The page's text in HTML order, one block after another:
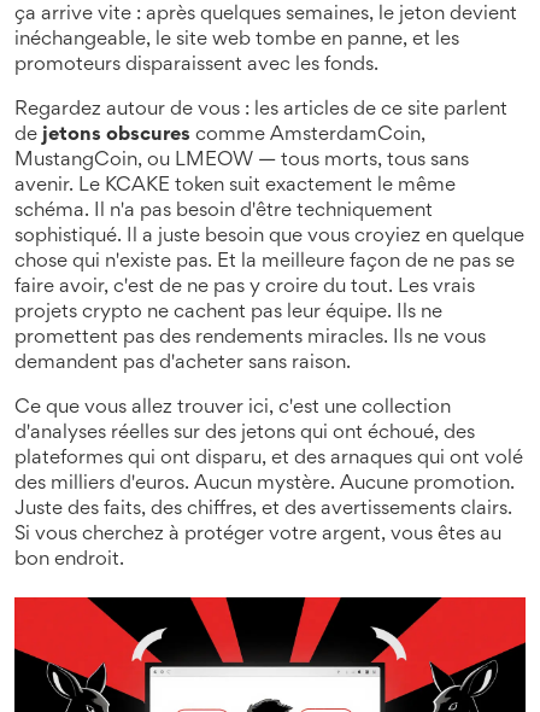
ça arrive vite : après quelques semaines, le jeton devient
inéchangeable, le site web tombe en panne, et les
promoteurs disparaissent avec les fonds.
Regardez autour de vous : les articles de ce site parlent
de jetons obscures comme AmsterdamCoin,
MustangCoin, ou LMEOW — tous morts, tous sans
avenir. Le KCAKE token suit exactement le même
schéma. Il n'a pas besoin d'être techniquement
sophistiqué. Il a juste besoin que vous croyiez en quelque
chose qui n'existe pas. Et la meilleure façon de ne pas se
faire avoir, c'est de ne pas y croire du tout. Les vrais
projets crypto ne cachent pas leur équipe. Ils ne
promettent pas des rendements miracles. Ils ne vous
demandent pas d'acheter sans raison.
Ce que vous allez trouver ici, c'est une collection
d'analyses réelles sur des jetons qui ont échoué, des
plateformes qui ont disparu, et des arnaques qui ont volé
des milliers d'euros. Aucun mystère. Aucune promotion.
Juste des faits, des chiffres, et des avertissements clairs.
Si vous cherchez à protéger votre argent, vous êtes au
bon endroit.